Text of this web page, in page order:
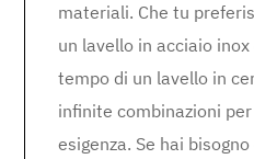
materiali. Che tu
un lavello in acciaio
tempo di un lavello in
infinite combinazioni
esigenza. Se hai